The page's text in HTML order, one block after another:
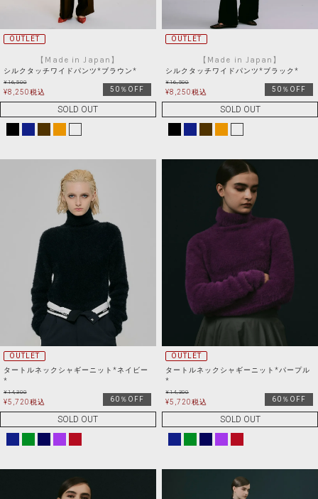
OUTLET
【Made in Japan】
シルクタッチワイドパンツ*ブラウン*
¥16,500
¥8,250税込 50％OFF
SOLD OUT
OUTLET
【Made in Japan】
シルクタッチワイドパンツ*ブラック*
¥16,500
¥8,250税込 50％OFF
SOLD OUT
OUTLET
タートルネックシャギーニット*ネイビー
*
¥14,300
¥5,720税込 60％OFF
SOLD OUT
OUTLET
タートルネックシャギーニット*パープル
*
¥14,300
¥5,720税込 60％OFF
SOLD OUT